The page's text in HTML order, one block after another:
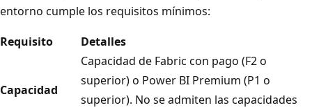
entorno cumple los requisitos mínimos:
Requisito
Detalles
Capacidad
Capacidad de Fabric con pago (F2 o
superior) o Power BI Premium (P1 o
superior). No se admiten las capacidades